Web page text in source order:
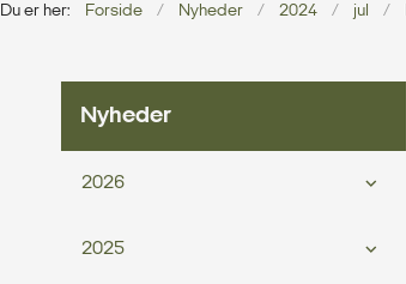
Du er her: Forside Nyheder 2024 jul
Nyheder
2026
2025